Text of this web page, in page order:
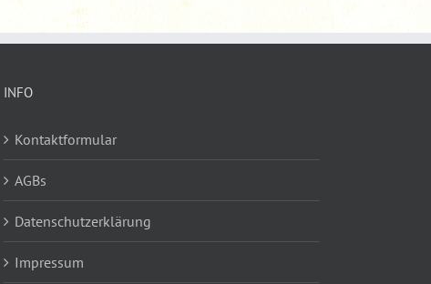
INFO
Kontaktformular
AGBs
Datenschutzerklärung
Impressum